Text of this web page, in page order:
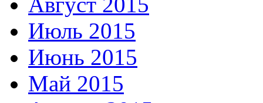
Июль 2015
Июнь 2015
Май 2015